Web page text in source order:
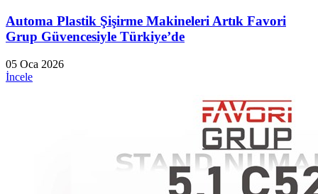
Automa Plastik Şişirme Makineleri Artık Favori
Grup Güvencesiyle Türkiye’de
05 Oca 2026
İncele